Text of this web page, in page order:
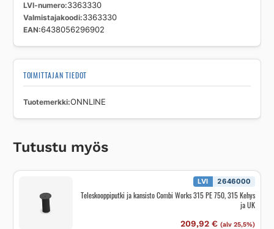
LVI-numero 3363330
Valmistajakoodi 3363330
EAN 6438056296902
TOIMITTAJAN TIEDOT
Tuotemerkki ONNLINE
Tutustu myös
LVI 2646000
Teleskooppiputki ja kansisto Combi Works 315 PE 750, 315 Kehys
ja UK
209,92 € (alv 25,5%)